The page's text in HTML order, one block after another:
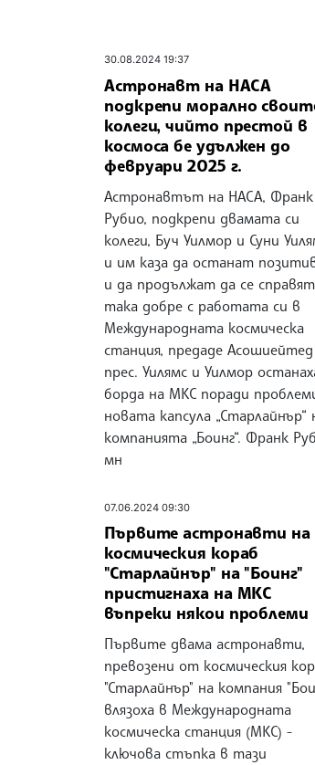
30.08.2024 19:37
Астронавт на НАСА
подкрепи морално
колеги, чийто престой в
космоса бе удължен до
февруари 2025 г.
Астронавтът на НАСА, Франк
Рубио, подкрепи двамата си
колеги, Буч Уилмор и Суни
и им каза да останат
и да продължат да се
така добре с работата си в
Международната космическа
станция, предаде Асошиейтед
прес. Уилямс и Уилмор
борда на МКС поради
новата капсула „Старлайнър“
компанията „Боинг“. Франк
мн
07.06.2024 09:30
Първите астронавти на
космическия кораб
"Старлайнър" на "Боинг"
пристигнаха на МКС
въпреки някои проблеми
Първите двама астронавти,
превозени от космическия
"Старлайнър" на компания
влязоха в Международната
космическа станция (МКС) -
ключова стъпка в тази